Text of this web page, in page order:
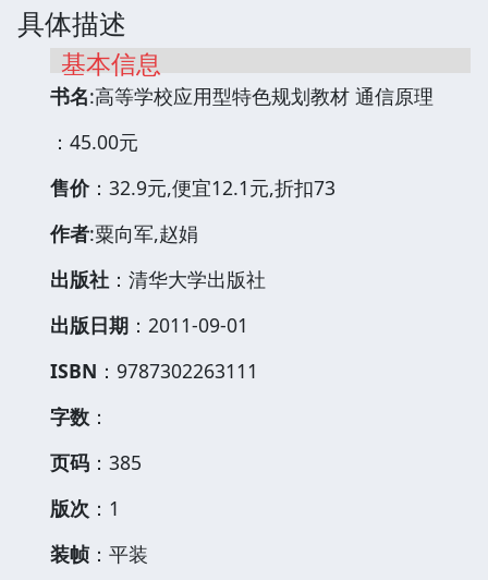
具体描述
基本信息
书名:高等学校应用型特色规划教材 通信原理
：45.00元
售价：32.9元,便宜12.1元,折扣73
作者:粟向军,赵娟
出版社 ：清华大学出版社
出版日期 ：2011-09-01
ISBN ：9787302263111
字数 ：
页码 ：385
版次 ：1
装帧 ：平装